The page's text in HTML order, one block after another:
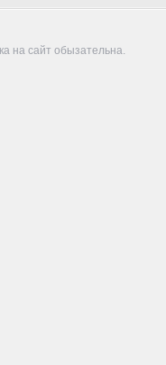
на сайт обызательна.